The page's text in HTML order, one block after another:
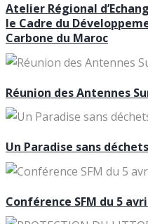
Atelier Régional
le Cadre du
Carbone du Maroc
Réunion des Antennes
Un Paradise sans
Conférence SFM du 5